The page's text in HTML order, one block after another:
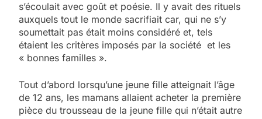
s’écoulait avec goût et poésie. Il y avait des rituels
auxquels tout le monde sacrifiait car, qui ne s’y
soumettait pas était moins considéré et, tels
étaient les critères imposés par la société et les
« bonnes familles ».
Tout d’abord lorsqu’une jeune fille atteignait l’âge
de 12 ans, les mamans allaient acheter la première
pièce du trousseau de la jeune fille qui n’était autre